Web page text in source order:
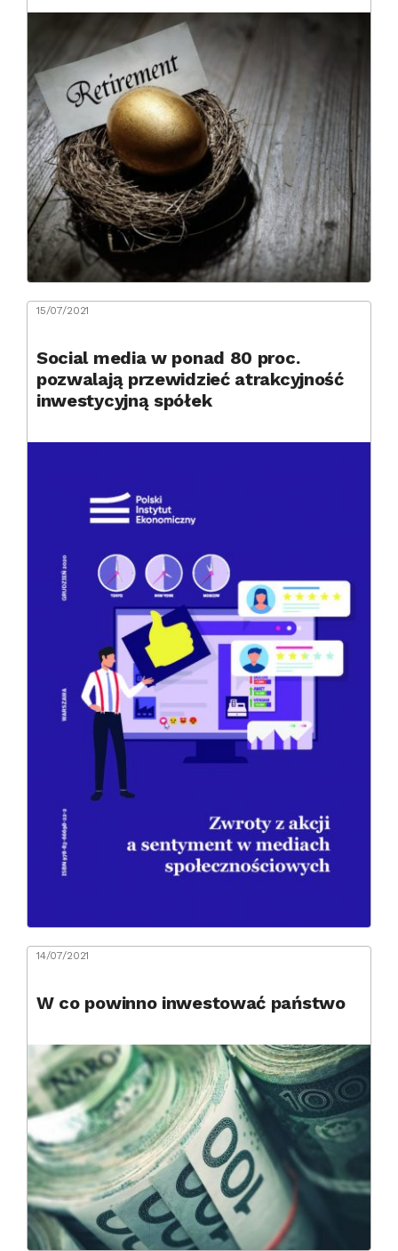
15/07/2021
Social media w ponad 80 proc.
pozwalają przewidzieć atrakcyjność
inwestycyjną spółek
14/07/2021
W co powinno inwestować państwo